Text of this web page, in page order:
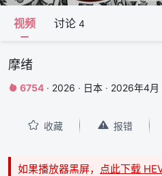
视频 讨论 4
摩绪
 6754 · 2026 · 日本 · 2026年4月
 收藏  报错
如果播放器黑屏， 点此下载